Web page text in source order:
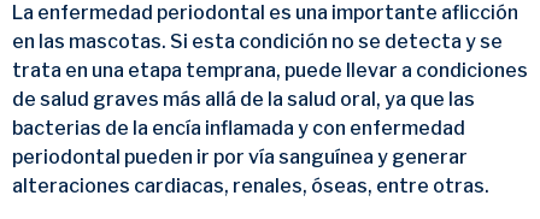
La enfermedad periodontal es una importante aflicción
en las mascotas. Si esta condición no se detecta y se
trata en una etapa temprana, puede llevar a condiciones
de salud graves más allá de la salud oral, ya que las
bacterias de la encía inflamada y con enfermedad
periodontal pueden ir por vía sanguínea y generar
alteraciones cardiacas, renales, óseas, entre otras.